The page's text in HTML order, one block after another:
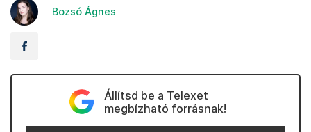
Bozsó Ágnes
Állítsd be a Telexet
megbízható forrásnak!